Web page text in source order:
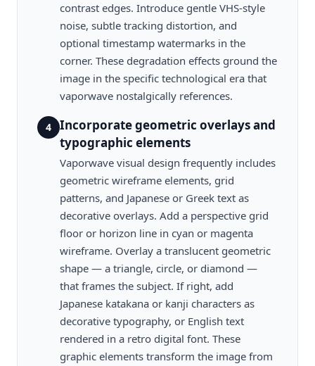
contrast edges. Introduce gentle VHS-style
noise, subtle tracking distortion, and
optional timestamp watermarks in the
corner. These degradation effects ground the
image in the specific technological era that
vaporwave nostalgically references.
4
Incorporate geometric overlays and
typographic elements
Vaporwave visual design frequently includes
geometric wireframe elements, grid
patterns, and Japanese or Greek text as
decorative overlays. Add a perspective grid
floor or horizon line in cyan or magenta
wireframe. Overlay a translucent geometric
shape — a triangle, circle, or diamond —
that frames the subject. If right, add
Japanese katakana or kanji characters as
decorative typography, or English text
rendered in a retro digital font. These
graphic elements transform the image from